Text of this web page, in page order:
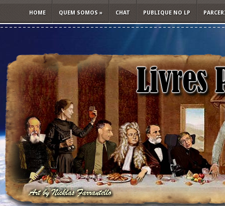
HOME QUEM SOMOS » CHAT PUBLIQUE NO LP